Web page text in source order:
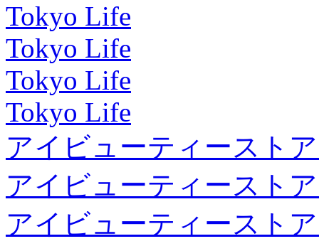
Tokyo Life
Tokyo Life
Tokyo Life
Tokyo Life
アイビューティースト
アイビューティースト
アイビューティースト